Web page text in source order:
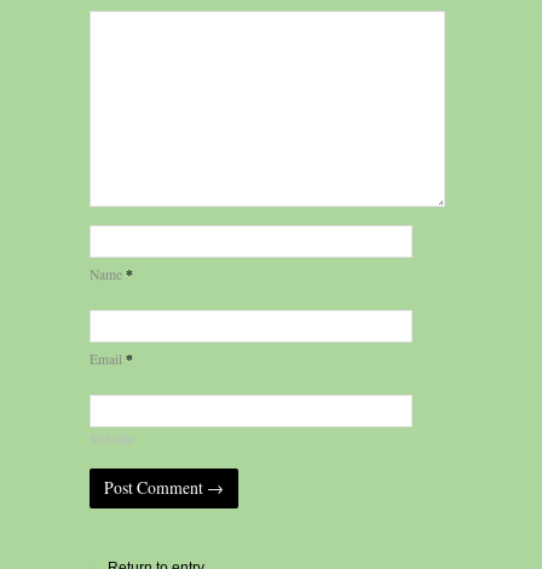
Name *
Email *
Website